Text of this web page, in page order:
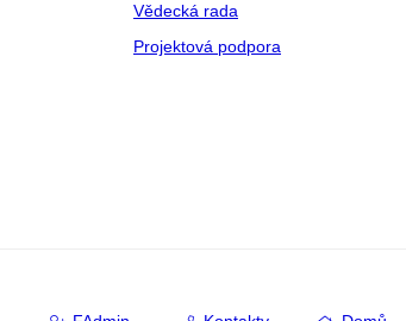
Vědecká rada
Projektová podpora